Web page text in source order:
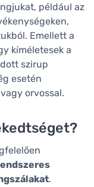
például az
Emellett a
kíméletesek a
szirup
esetén
orvossal.
.